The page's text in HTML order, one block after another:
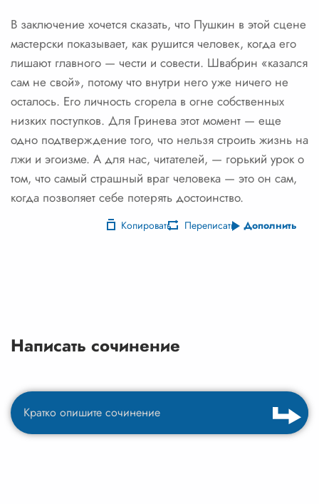
В заключение хочется сказать, что Пушкин в этой сцене
мастерски показывает, как рушится человек, когда его
лишают главного — чести и совести. Швабрин «казался
сам не свой», потому что внутри него уже ничего не
осталось. Его личность сгорела в огне собственных
низких поступков. Для Гринева этот момент — еще
одно подтверждение того, что нельзя строить жизнь на
лжи и эгоизме. А для нас, читателей, — горький урок о
том, что самый страшный враг человека — это он сам,
когда позволяет себе потерять достоинство.
Копировать Переписать Дополнить
Написать сочинение